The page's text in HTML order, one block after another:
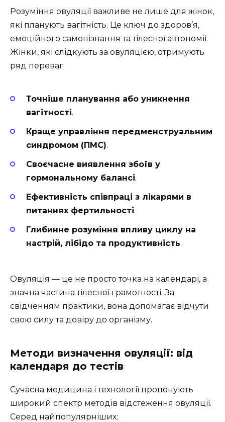
Розуміння овуляції важливе не лише для жінок,
які планують вагітність. Це ключ до здоров’я,
емоційного самопізнання та тілесної автономії.
Жінки, які слідкують за овуляцією, отримують
ряд переваг:
Точніше планування або уникнення
вагітності.
Краще управління передменструальним
синдромом (ПМС).
Своєчасне виявлення збоїв у
гормональному балансі.
Ефективність співпраці з лікарями в
питаннях фертильності.
Глибинне розуміння впливу циклу на
настрій, лібідо та продуктивність.
Овуляція — це не просто точка на календарі, а
значна частина тілесної грамотності. За
свідченням практики, вона допомагає відчути
свою силу та довіру до організму.
Методи визначення овуляції: від
календаря до тестів
Сучасна медицина і технології пропонують
широкий спектр методів відстеження овуляції.
Серед найпопулярніших: